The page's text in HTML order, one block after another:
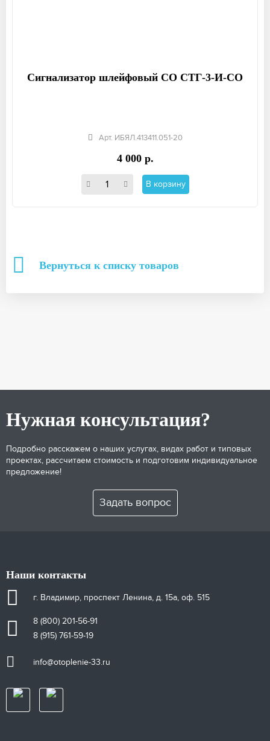
Сигнализатор шлейфовый СО СТГ-3-И-СО
Арт. ИБЯЛ.413411.051-20
4 000 р.
В корзину
Вернуться к списку товаров
Нужная консультация?
Подробно расскажем о наших услугах, видах работ и типовых
проектах, рассчитаем стоимость и подготовим индивидуальное
предложение!
Задать вопрос
Наши контакты
г. Владимир, проспект Ленина, д. 15а, оф. 515
8 (800) 201-56-91
8 (915) 761-59-19
info@otoplenie-33.ru